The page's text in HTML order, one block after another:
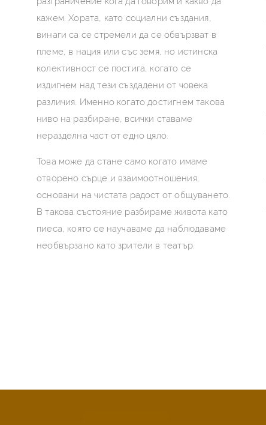
кажем. Хората, като социални създания,
винаги са се стремели да се обвързват в
племе, в нация или със земя, но истинска
колективност се постига, когато се
издигнем над тези създадени от човека
различия. Именно когато достигнем такова
ниво на разбиране, всички ставаме
неразделна част от едно цяло.
Това може да стане само когато имаме
отворено сърце и взаимоотношения,
основани на чистата радост от общуването.
В такова състояние разбираме живота като
пиеса, която се научаваме да наблюдаваме
необвързано като зрители в театър.